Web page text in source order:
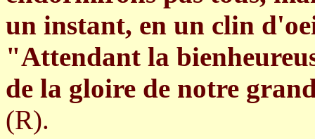
un instant, en un clin
"Attendant la
de la gloire de notre
(R).